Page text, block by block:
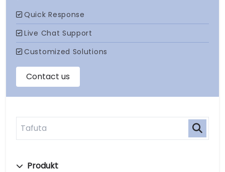
Produkt